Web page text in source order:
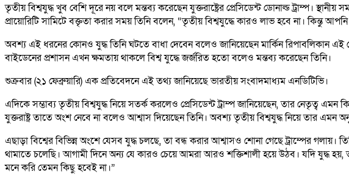
তৃতীয় বিশ্বযুদ্ধ খুব বেশি দূরে নয় বলে মন্তব্য করেছেন যুক্তরাষ্ট্রের প্রেসিডেন্ট ডোনাল্ড ট্রাম্প।
প্রায়োরিটি সামিটে বক্তৃতা করার সময় তিনি বলেন, “তৃতীয় বিশ্বযুদ্ধে কারও লাভ হবে না। কিন্তু
অবশ্য এই ধরনের কোনও যুদ্ধ তিনি ঘটতে বাধা দেবেন বলেও জানিয়েছেন মার্কিন রিপাবলিকান এই
বাইডেনের প্রশাসন এখন ক্ষমতায় থাকলে বিশ্ব যুদ্ধে জর্জরিত হতো বলেও মন্তব্য করেছেন তিনি।
শুক্রবার (২১ ফেব্রুয়ারি) এক প্রতিবেদনে এই তথ্য জানিয়েছে ভারতীয় সংবাদমাধ্যম এনডিটিভি।
এদিকে সম্ভাব্য তৃতীয় বিশ্বযুদ্ধ নিয়ে সতর্ক করলেও প্রেসিডেন্ট ট্রাম্প জানিয়েছেন, তার নেতৃত্ব এমন
যুক্তরাষ্ট্র তাতে অংশ নেবে না বলেও আশ্বাস দিয়েছেন তিনি। অবশ্য তৃতীয় বিশ্বযুদ্ধ নিয়ে তার এমন
এছাড়া বিশ্বের বিভিন্ন অংশে যেসব যুদ্ধ চলছে, তা বন্ধ করার আশ্বাসও শোনা গেছে ট্রাম্পের
থামাতে চলেছি। আগামী দিনে অন্য যে কারও চেয়ে আমরা আরও শক্তিশালী হয়ে উঠব। যদি যুদ্ধ
মনে করি তেমন কিছু হবেই না।”